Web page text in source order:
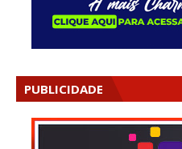
PUBLICIDADE